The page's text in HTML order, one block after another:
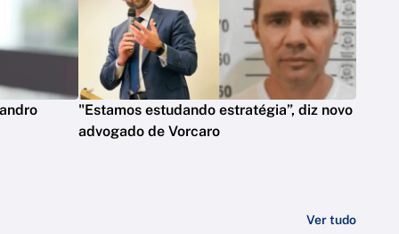
"Estamos estudando estratégia”, diz novo
advogado de Vorcaro
Ver tudo